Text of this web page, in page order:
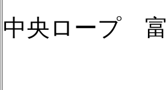
中央ロープ 富